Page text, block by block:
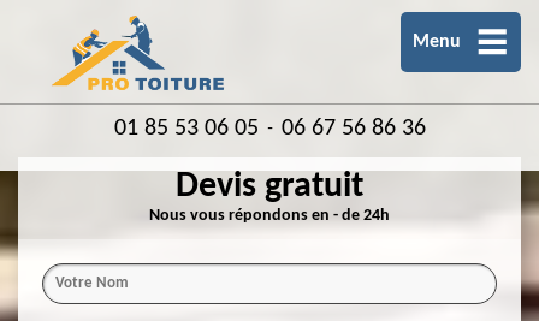
Menu
01 85 53 06 05 - 06 67 56 86 36
Devis gratuit
Nous vous répondons en - de 24h